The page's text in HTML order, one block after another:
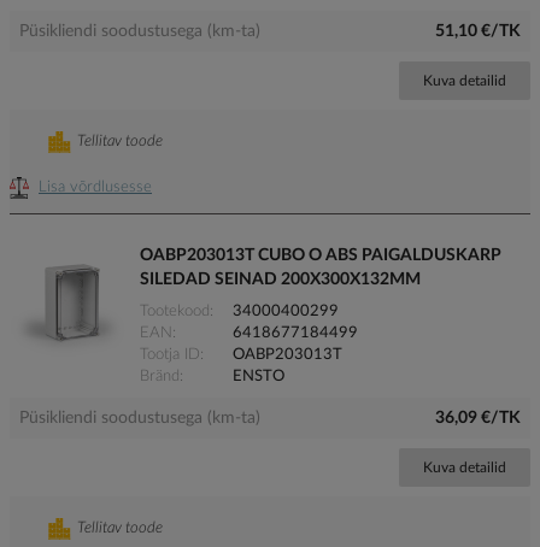
Püsikliendi soodustusega (km-ta) 51,10 €/TK
Kuva detailid
Lisa võrdlusesse
Tellitav toode
OABP203013T CUBO O ABS PAIGALDUSKARP
SILEDAD SEINAD 200X300X132MM
Tootekood
34000400299
EAN
6418677184499
Tootja ID
OABP203013T
Bränd
ENSTO
Püsikliendi soodustusega (km-ta) 36,09 €/TK
Kuva detailid
Tellitav toode